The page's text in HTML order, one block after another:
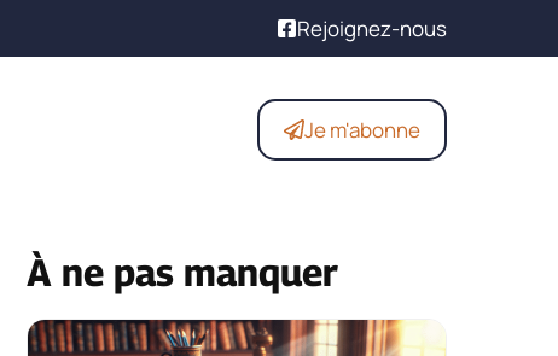
Rejoignez-nous
Je m'abonne
À ne pas manquer